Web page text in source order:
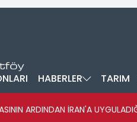
HABERLER TARIM
ARDINDAN İRAN'A